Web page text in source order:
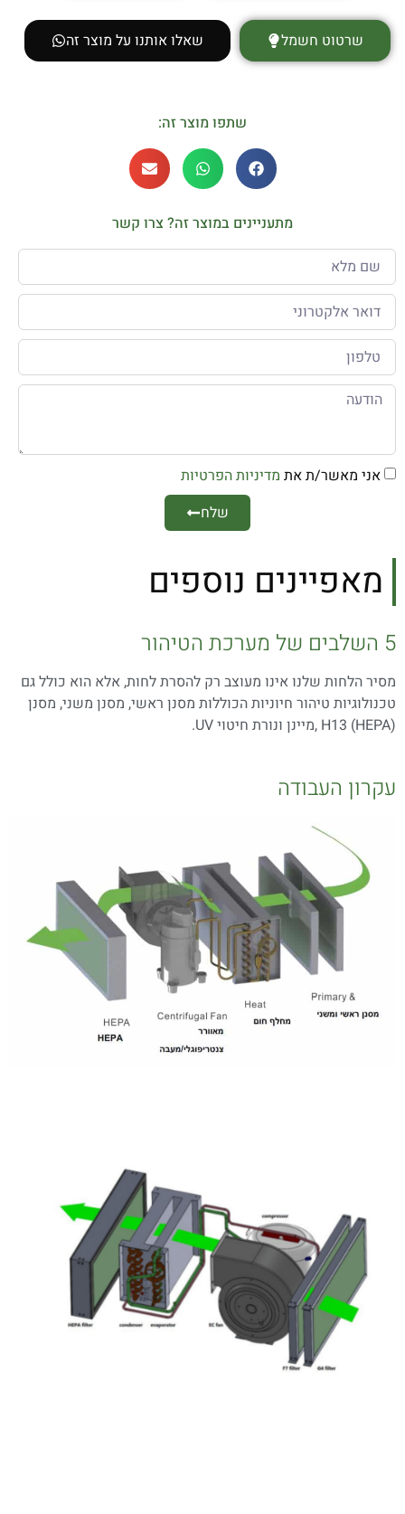
שרטוט חשמל שאלו אותנו על מוצר זה
שתפו מוצר זה:
מתעניינים במוצר זה? צרו קשר
אני מאשר/ת את מדיניות הפרטיות
שלח
מאפיינים נוספים
5 השלבים של מערכת הטיהור
מסיר הלחות שלנו אינו מעוצב רק להסרת לחות, אלא הוא כולל גם
טכנולוגיות טיהור חיוניות הכוללות מסנן ראשי, מסנן משני, מסנן
(H13 (HEPA ,מיינן ונורת חיטוי UV.
עקרון העבודה